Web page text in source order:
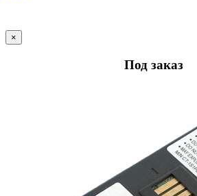
×
Под заказ